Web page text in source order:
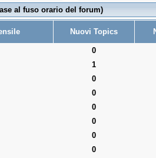
al fuso orario del forum)
Nuovi Topics
0
1
0
0
0
0
0
0